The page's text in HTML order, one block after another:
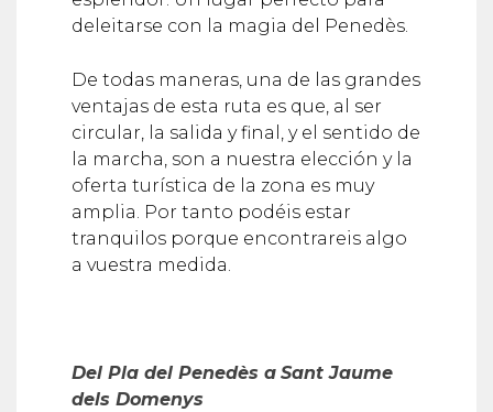
deleitarse con la magia del Penedès.
De todas maneras, una de las grandes
ventajas de esta ruta es que, al ser
circular, la salida y final, y el sentido de
la marcha, son a nuestra elección y la
oferta turística de la zona es muy
amplia. Por tanto podéis estar
tranquilos porque encontrareis algo
a vuestra medida.
Del Pla del Penedès a Sant Jaume
dels Domenys